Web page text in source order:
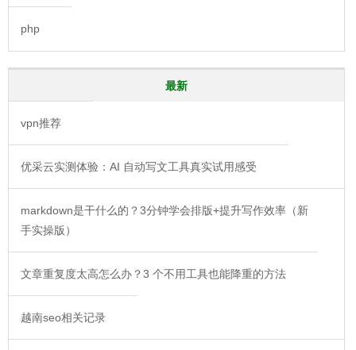
php
最新
vpn推荐
优采云实测体验：AI 自动写文工具真实试用感受
markdown是干什么的？3分钟学会排版+提升写作效率（新
手实操版）
文章重复度太高怎么办？3 个不用工具也能降重的方法
越南seo相关记录